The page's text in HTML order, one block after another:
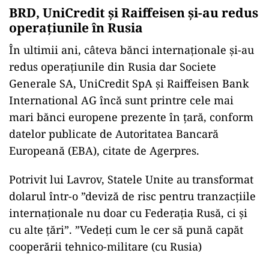
BRD, UniCredit și Raiffeisen și-au redus
operațiunile în Rusia
În ultimii ani, câteva bănci internaţionale şi-au
redus operaţiunile din Rusia dar Societe
Generale SA, UniCredit SpA şi Raiffeisen Bank
International AG încă sunt printre cele mai
mari bănci europene prezente în ţară, conform
datelor publicate de Autoritatea Bancară
Europeană (EBA), citate de Agerpres.
Potrivit lui Lavrov, Statele Unite au transformat
dolarul într-o ”deviză de risc pentru tranzacţiile
internaţionale nu doar cu Federaţia Rusă, ci şi
cu alte ţări”. ”Vedeţi cum le cer să pună capăt
cooperării tehnico-militare (cu Rusia)